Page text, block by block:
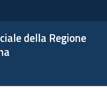
della Regione